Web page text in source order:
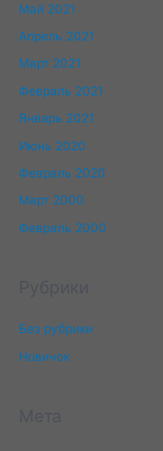
Май 2021
Апрель 2021
Март 2021
Февраль 2021
Январь 2021
Июнь 2020
Февраль 2020
Март 2000
Февраль 2000
Без рубрики
Новичок